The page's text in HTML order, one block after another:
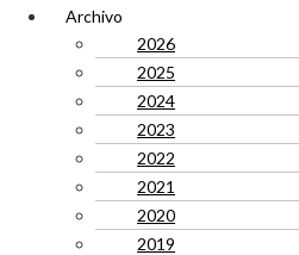
Archivo
2026
2025
2024
2023
2022
2021
2020
2019